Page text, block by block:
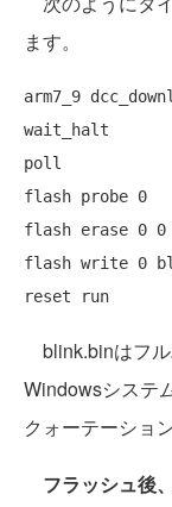
ます。
arm7_9
wait_halt
poll
flash probe 0
flash erase 0 0
flash write 0
reset run
blink.binはフル
Windowsシステ
クォーテーショ
フラッシュ後